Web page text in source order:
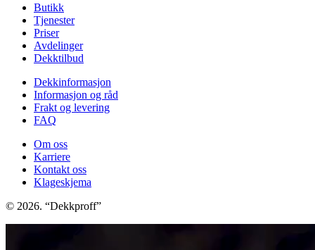
Butikk
Tjenester
Priser
Avdelinger
Dekktilbud
Dekkinformasjon
Informasjon og råd
Frakt og levering
FAQ
Om oss
Karriere
Kontakt oss
Klageskjema
© 2026. “Dekkproff”